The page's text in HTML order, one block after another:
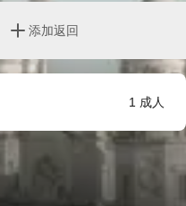
添加返回
1 成人